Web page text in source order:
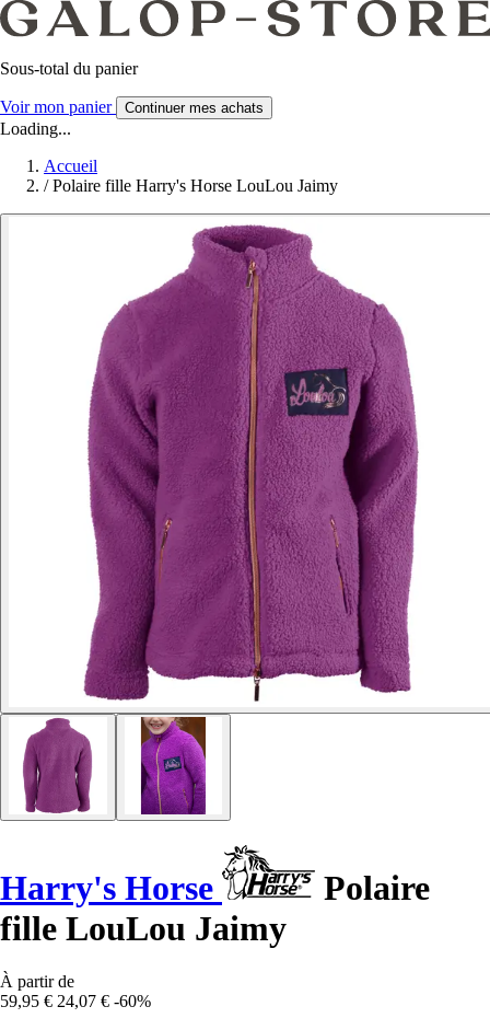
Sous-total du panier
Voir mon panier Continuer mes achats
Loading...
Accueil
/ Polaire fille Harry's Horse LouLou Jaimy
Harry's Horse
Polaire
fille LouLou Jaimy
À partir de
59,95 € 24,07 € -60%